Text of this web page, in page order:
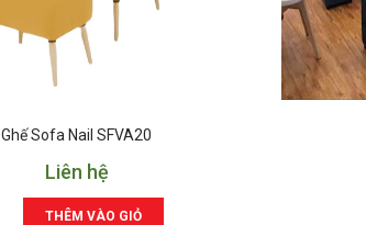
Ghế Sofa Nail SFVA20
Liên hệ
THÊM VÀO GIỎ